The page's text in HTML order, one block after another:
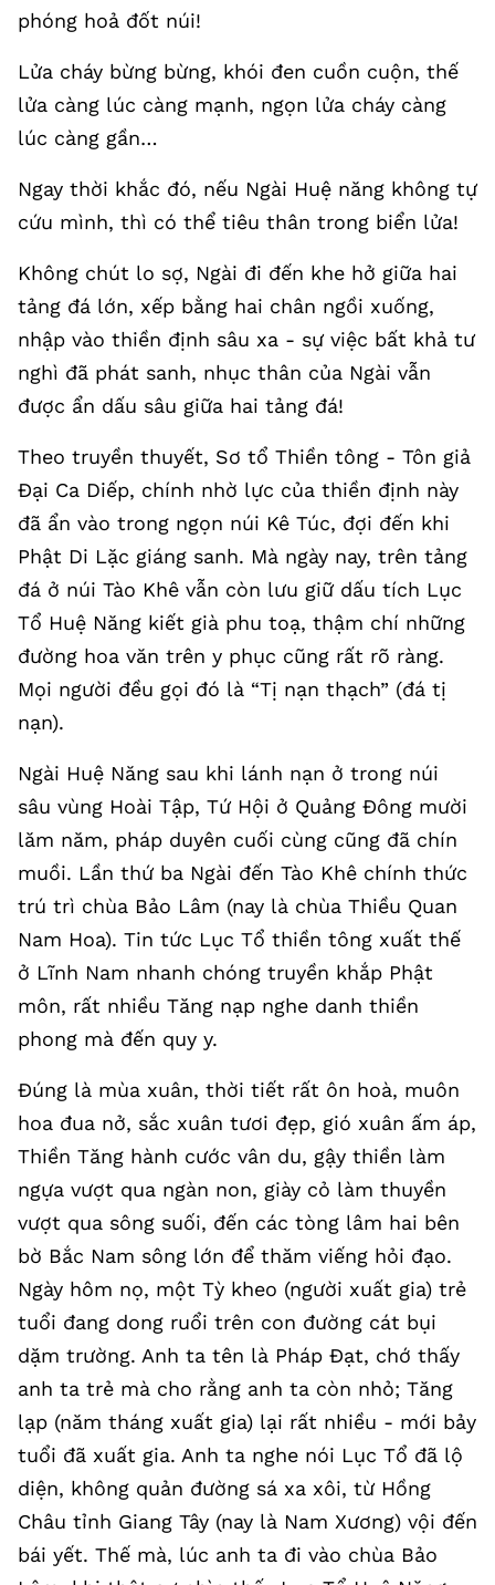
phóng hoả đốt núi!
Lửa cháy bừng bừng, khói đen cuồn cuộn, thế
lửa càng lúc càng mạnh, ngọn lửa cháy càng
lúc càng gần…
Ngay thời khắc đó, nếu Ngài Huệ năng không tự
cứu mình, thì có thể tiêu thân trong biển lửa!
Không chút lo sợ, Ngài đi đến khe hở giữa hai
tảng đá lớn, xếp bằng hai chân ngồi xuống,
nhập vào thiền định sâu xa - sự việc bất khả tư
nghì đã phát sanh, nhục thân của Ngài vẫn
được ẩn dấu sâu giữa hai tảng đá!
Theo truyền thuyết, Sơ tổ Thiền tông - Tôn giả
Đại Ca Diếp, chính nhờ lực của thiền định này
đã ẩn vào trong ngọn núi Kê Túc, đợi đến khi
Phật Di Lặc giáng sanh. Mà ngày nay, trên tảng
đá ở núi Tào Khê vẫn còn lưu giữ dấu tích Lục
Tổ Huệ Năng kiết già phu toạ, thậm chí những
đường hoa văn trên y phục cũng rất rõ ràng.
Mọi người đều gọi đó là “Tị nạn thạch” (đá tị
nạn).
Ngài Huệ Năng sau khi lánh nạn ở trong núi
sâu vùng Hoài Tập, Tứ Hội ở Quảng Đông mười
lăm năm, pháp duyên cuối cùng cũng đã chín
muồi. Lần thứ ba Ngài đến Tào Khê chính thức
trú trì chùa Bảo Lâm (nay là chùa Thiều Quan
Nam Hoa). Tin tức Lục Tổ thiền tông xuất thế
ở Lĩnh Nam nhanh chóng truyền khắp Phật
môn, rất nhiều Tăng nạp nghe danh thiền
phong mà đến quy y.
Đúng là mùa xuân, thời tiết rất ôn hoà, muôn
hoa đua nở, sắc xuân tươi đẹp, gió xuân ấm áp,
Thiền Tăng hành cước vân du, gậy thiền làm
ngựa vượt qua ngàn non, giày cỏ làm thuyền
vượt qua sông suối, đến các tòng lâm hai bên
bờ Bắc Nam sông lớn để thăm viếng hỏi đạo.
Ngày hôm nọ, một Tỳ kheo (người xuất gia) trẻ
tuổi đang dong ruổi trên con đường cát bụi
dặm trường. Anh ta tên là Pháp Đạt, chớ thấy
anh ta trẻ mà cho rằng anh ta còn nhỏ; Tăng
lạp (năm tháng xuất gia) lại rất nhiều - mới bảy
tuổi đã xuất gia. Anh ta nghe nói Lục Tổ đã lộ
diện, không quản đường sá xa xôi, từ Hồng
Châu tỉnh Giang Tây (nay là Nam Xương) vội đến
bái yết. Thế mà, lúc anh ta đi vào chùa Bảo